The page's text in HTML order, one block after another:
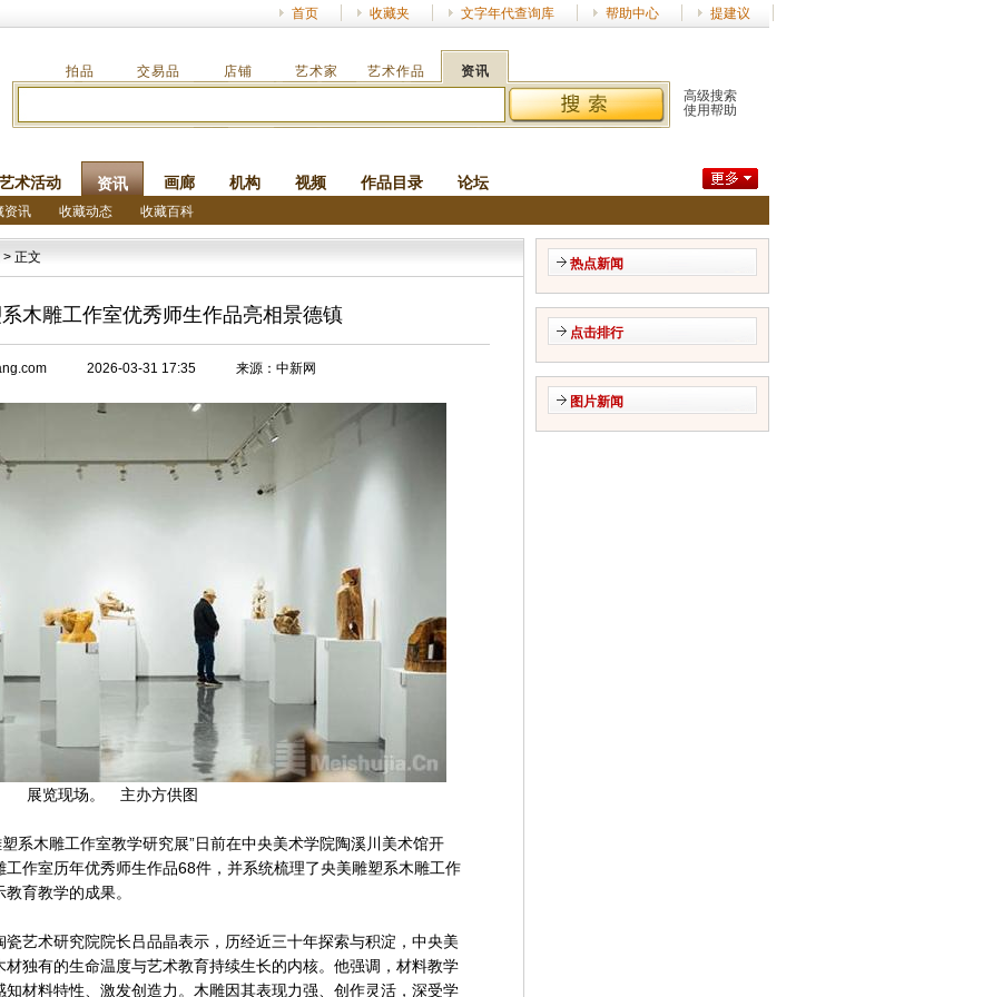
提建议
帮助中心
文字年代查询库
收藏夹
首页
拍品 交易品 店铺 艺术家 艺术作品
资讯
高级搜索
使用帮助
艺术活动 资讯 画廊 机构 视频 作品目录 论坛
资讯 收藏动态 收藏百科
> 正文
木雕工作室优秀师生作品亮相景德镇
2026-03-31 17:35 来源：中新网
展览现场。 主办方供图
木雕工作室教学研究展”日前在中央美术学院陶溪川美术馆开
作室历年优秀师生作品68件，并系统梳理了央美雕塑系木雕工作
育教学的成果。
术研究院院长吕品晶表示，历经近三十年探索与积淀，中央美
独有的生命温度与艺术教育持续生长的内核。他强调，材料教学
材料特性、激发创造力。木雕因其表现力强、创作灵活，深受学
热点新闻
点击排行
图片新闻